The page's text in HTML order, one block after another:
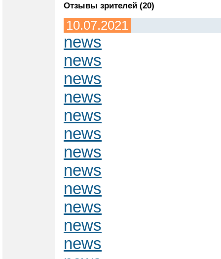
Отзывы зрителей (20)
10.07.2021
news
news
news
news
news
news
news
news
news
news
news
news